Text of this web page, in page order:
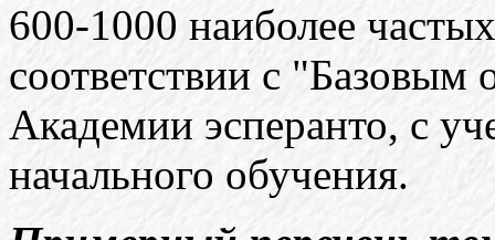
600-1000 наиболее
соответствии с
Академии эсперанто, с
начального обучения.